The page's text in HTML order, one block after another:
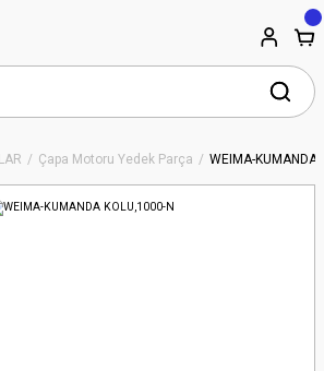
Çapa Motoru Yedek Parça WEIMA-KUMANDA